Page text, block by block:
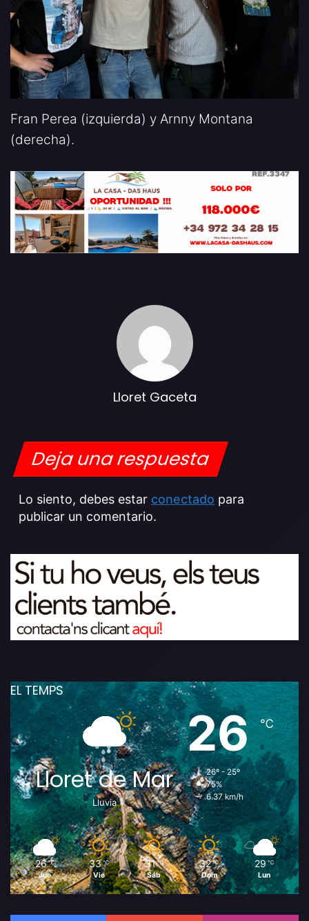
Fran Perea (izquierda) y Arnny Montana
(derecha).
Lloret Gaceta
Deja una respuesta
Lo siento, debes estar conectado para
publicar un comentario.
EL TEMPS
Lloret de Mar
Lluvia
26℃
26º - 25º
75%
6.37 km/h
26 ℃
Jue
33 ℃
Vie
31 ℃
Sáb
32 ℃
Dom
29 ℃
Lun